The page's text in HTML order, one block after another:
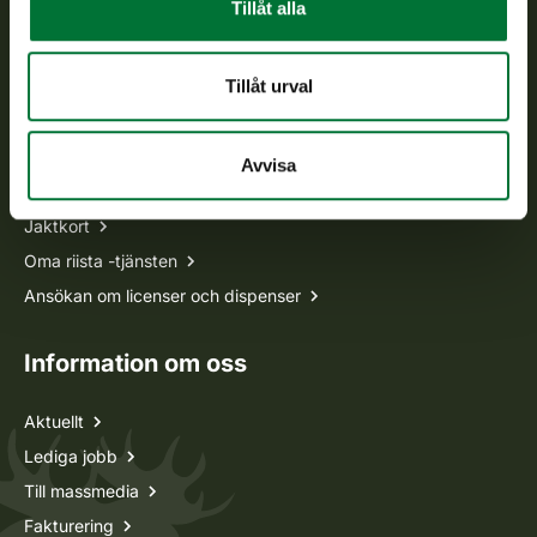
Tillåt alla
Tillåt urval
Avvisa
Jaktkort
Oma riista -tjänsten
Ansökan om licenser och dispenser
Information om oss
Aktuellt
Lediga jobb
Till massmedia
Fakturering